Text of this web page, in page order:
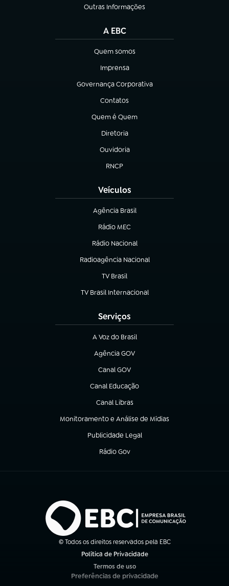
Outras Informações
(abre em nova aba)
A EBC
Quem somos
(abre em nova aba)
Imprensa
(abre em nova aba)
Governança Corporativa
(abre em nova aba)
Contatos
(abre em nova aba)
Quem é Quem
(abre em nova aba)
Diretoria
(abre em nova aba)
Ouvidoria
(abre em nova aba)
RNCP
(abre em nova aba)
Veículos
Agência Brasil
(abre em nova aba)
Rádio MEC
(abre em nova aba)
Rádio Nacional
Radioagência Nacional
(abre em nova aba)
TV Brasil
(abre em nova aba)
TV Brasil Internacional
(abre em nova aba)
Serviços
A Voz do Brasil
(abre em nova aba)
Agência GOV
(abre em nova aba)
Canal GOV
(abre em nova aba)
Canal Educação
(abre em nova aba)
Canal Libras
(abre em nova aba)
Monitoramento e Análise de Mídias
(abre em nova aba)
Publicidade Legal
(abre em nova aba)
Rádio Gov
(abre em nova aba)
© Todos os direitos reservados pela EBC
Política de Privacidade
Termos de uso
(abre em nova aba)
Preferências de privacidade